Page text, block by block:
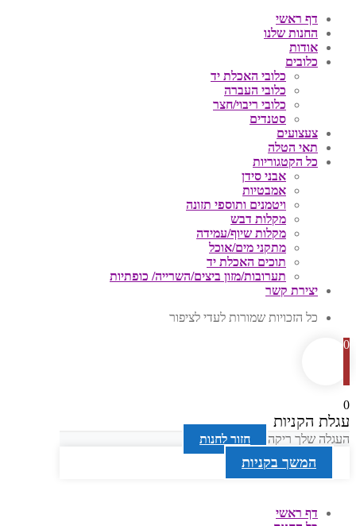
דף ראשי
החנות שלנו
אודות
כלובים
כלובי האכלת יד
כלובי העברה
כלובי ריבוי/חצר
סטנדים
צעצועים
תאי הטלה
כל הקטגוריות
אבני סידן
אמבטיות
ויטמנים ותוספי תזונה
מקלות דבש
מקלות שיוף/עמידה
מתקני מים/אוכל
תוכים האכלת יד
תערובות/מזון ביצים/השרייה/ כופתיות
יצירת קשר
כל הזכויות שמורות לעדי לציפור
0
0
עגלת הקניות
העגלה שלך ריקה חזור לחנות
המשך בקניות
דף ראשי